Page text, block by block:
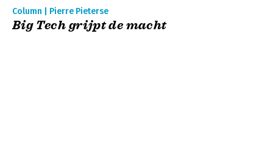
Column | Pierre Pieterse
Big Tech grijpt de macht